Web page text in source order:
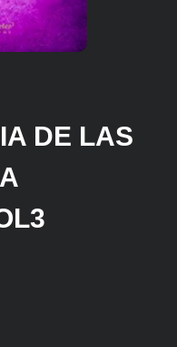
DE LAS